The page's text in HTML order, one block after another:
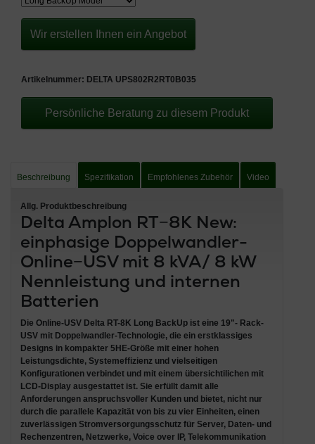
Wir erstellen Ihnen ein Angebot
Artikelnummer: DELTA UPS802R2RT0B035
Persönliche Beratung zu diesem Produkt
Beschreibung Spezifikation Empfohlenes Zubehör Video
Allg. Produktbeschreibung
Delta Amplon RT−8K New:
einphasige Doppelwandler-
Online−USV mit 8 kVA/ 8 kW
Nennleistung und internen
Batterien
Die Online-USV Delta RT-8K Long BackUpist eine 19"- Rack-
USV mit Doppelwandler-Technologie, die ein erstklassiges
Designs in kompakter 5HE-Größe mit einer hohen
Leistungsdichte, Systemeffizienz und vielseitigen
Konfigurationen verbindet und mit einem übersichtilichen mit
LCD-Display ausgestattet ist. Sie erfüllt damit alle
Anforderungen anspruchsvoller Kunden und bietet, nicht nur
durch die parallele Kapazität von bis zu vier Einheiten, einen
zuverlässigen Stromversorgungsschutz für Server, Daten- und
Rechenzentren, Netzwerke, Voice over IP, Telekommunikation